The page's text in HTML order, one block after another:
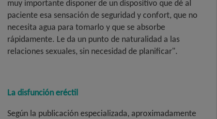
muy importante disponer de un dispositivo que dé al
paciente esa sensación de seguridad y confort, que no
necesita agua para tomarlo y que se absorbe
rápidamente. Le da un punto de naturalidad a las
relaciones sexuales, sin necesidad de planificar".
La disfunción eréctil
Según la publicación especializada, aproximadamente